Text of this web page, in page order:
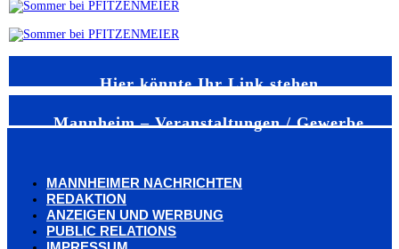
Hier könnte Ihr Link stehen
Mannheim – Veranstaltungen / Gewerbe
MANNHEIMER NACHRICHTEN
REDAKTION
ANZEIGEN UND WERBUNG
PUBLIC RELATIONS